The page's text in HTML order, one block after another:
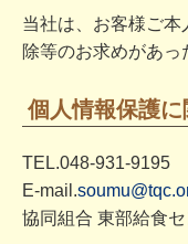
当社は、お客様ご本
除等のお求めがあっ
個人情報保護
TEL.048-931-9195
E-mail.
協同組合 東部給食